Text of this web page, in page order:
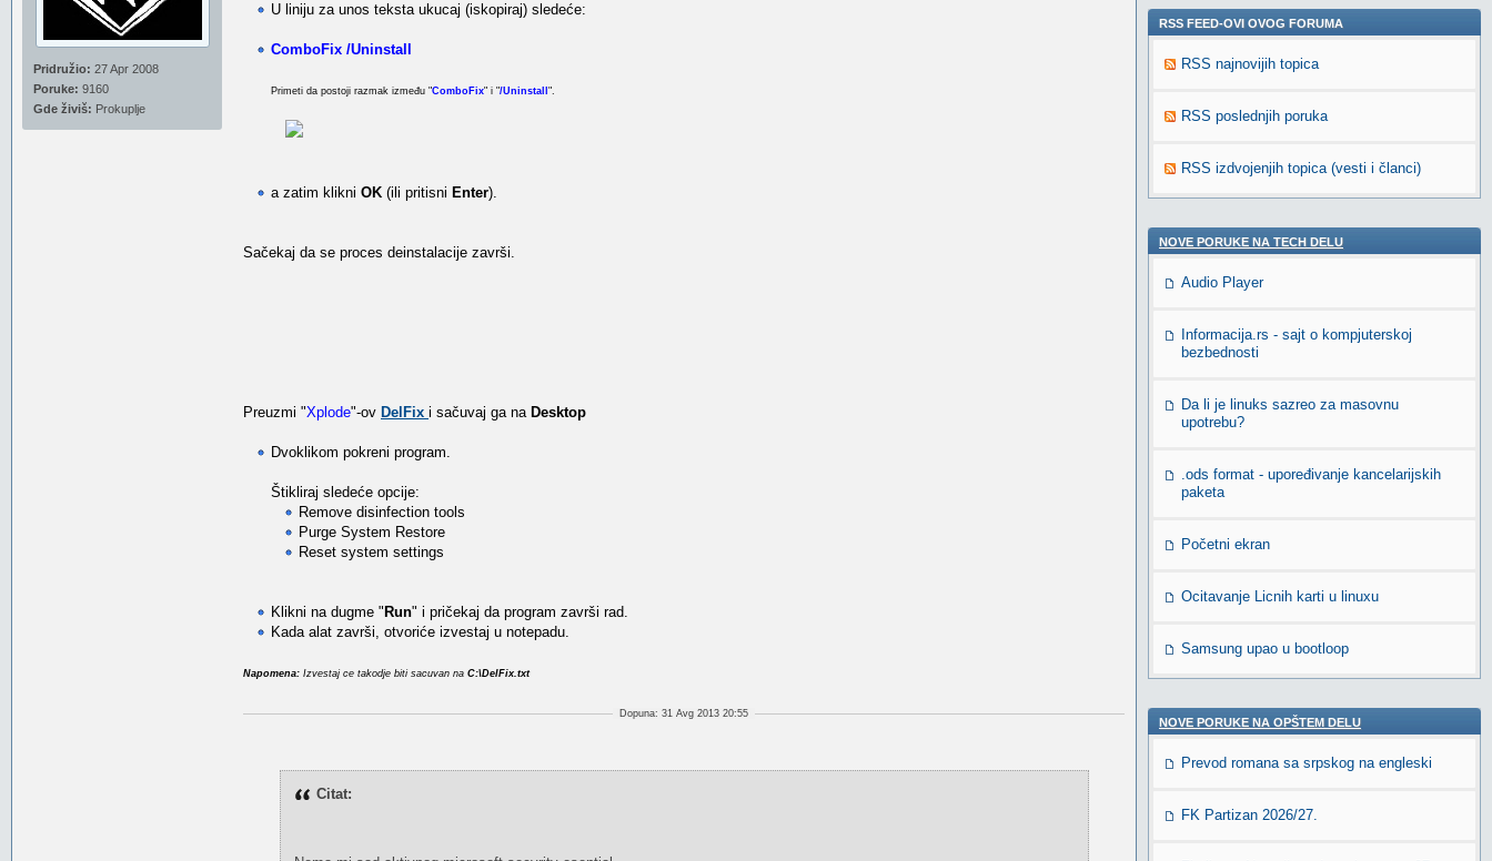
Pridružio: 27 Apr 2008
Poruke: 9160
Gde živiš: Prokuplje
U liniju za unos teksta ukucaj (iskopiraj) sledeće:
ComboFix /Uninstall
Primeti da postoji razmak između "ComboFix" i "/Uninstall ".
a zatim klikni OK (ili pritisni Enter).
Sačekaj da se proces deinstalacije završi.
Preuzmi "Xplode"-ov DelFix i sačuvaj ga na Desktop
Dvoklikom pokreni program.
Štikliraj sledeće opcije:
Remove disinfection tools
Purge System Restore
Reset system settings
Klikni na dugme " Run" i pričekaj da program završi rad.
Kada alat završi, otvoriće izvestaj u notepadu.
Napomena: Izvestaj ce takodje biti sacuvan na C:\DelFix.txt
Dopuna: 31 Avg 2013 20:55
Citat:
RSS FEED-OVI OVOG FORUMA
RSS najnovijih topica
RSS poslednjih poruka
RSS izdvojenjih topica (vesti i članci)
NOVE PORUKE NA TECH DELU
Audio Player
Informacija.rs - sajt o kompjuterskoj
bezbednosti
Da li je linuks sazreo za masovnu
upotrebu?
.ods format - upoređivanje kancelarijskih
paketa
Početni ekran
Ocitavanje Licnih karti u linuxu
Samsung upao u bootloop
NOVE PORUKE NA OPŠTEM DELU
Prevod romana sa srpskog na engleski
FK Partizan 2026/27.